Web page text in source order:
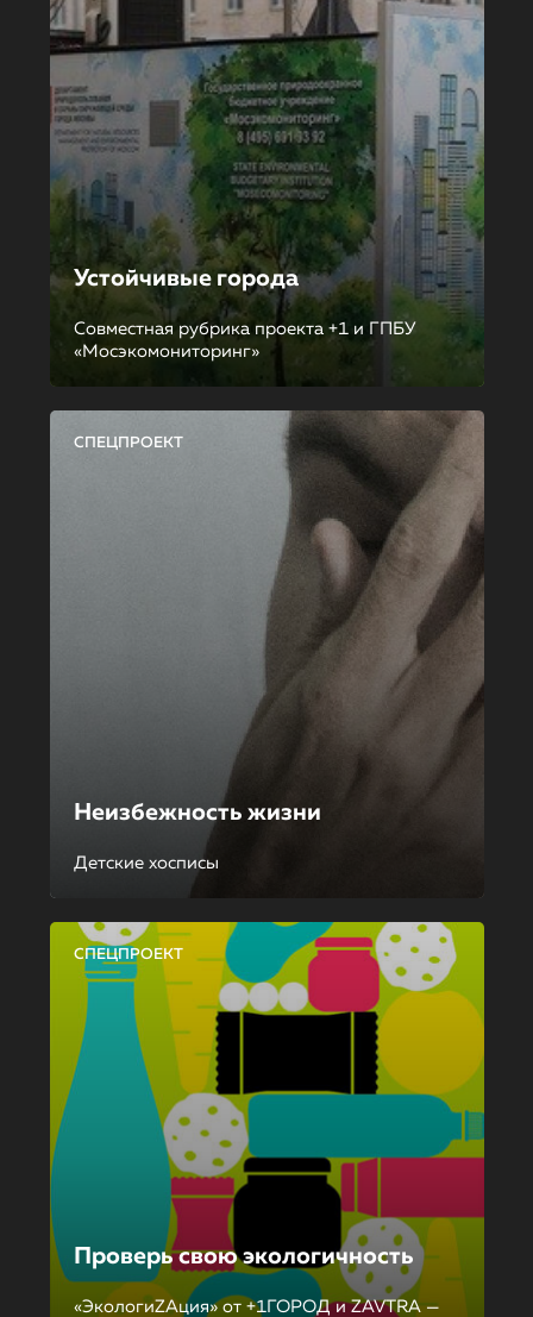
Устойчивые города
Совместная рубрика проекта +1 и ГПБУ
«Мосэкомониторинг»
СПЕЦПРОЕКТ
Неизбежность жизни
Детские хосписы
СПЕЦПРОЕКТ
Проверь свою экологичность
«ЭкологиZAция» от +1ГОРОД и ZAVTRA —